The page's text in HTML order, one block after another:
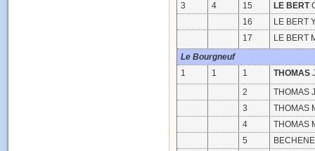
3
4 15 LE BERT
16
LE BERT
17
LE BERT
Le Bourgneuf
1
1 1 THOMAS
2
THOMAS
3
THOMAS
4
THOMAS
5